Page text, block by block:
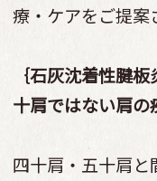
療・ケアをご提案
｛石灰沈着性腱
十肩ではない肩の
四十肩・五十肩